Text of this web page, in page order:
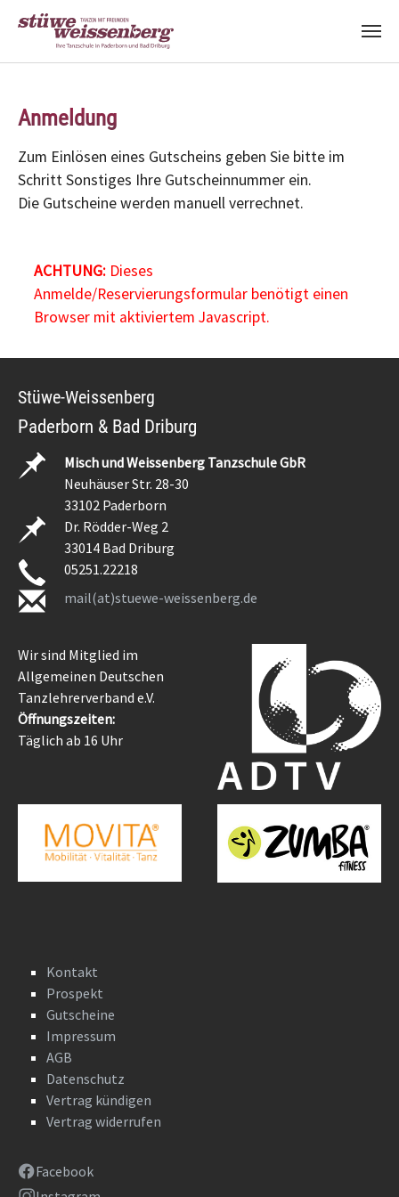
Anmeldung
Zum Einlösen eines Gutscheins geben Sie bitte im
Schritt Sonstiges Ihre Gutscheinnummer ein.
Die Gutscheine werden manuell verrechnet.
ACHTUNG:Dieses
Anmelde/Reservierungsformular benötigt einen
Browser mit aktiviertem Javascript.
Stüwe-Weissenberg
Paderborn & Bad Driburg
Misch und Weissenberg Tanzschule GbR
Neuhäuser Str. 28-30
33102 Paderborn
Dr. Rödder-Weg 2
33014 Bad Driburg
05251.22218
mail(at)stuewe-weissenberg.de
Wir sind Mitglied im
Allgemeinen Deutschen
Tanzlehrerverband e.V.
Öffnungszeiten:
Täglich ab 16 Uhr
Kontakt
Prospekt
Gutscheine
Impressum
AGB
Datenschutz
Vertrag kündigen
Vertrag widerrufen
Facebook